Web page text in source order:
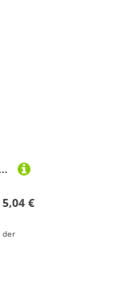
PEPWE Niedlicher Tennisschläger-Dämpfer aus Silikon, niedliche Form, Dämpfer für Schläger, Tennisplatz-Ausrüstung
5,04 €
der